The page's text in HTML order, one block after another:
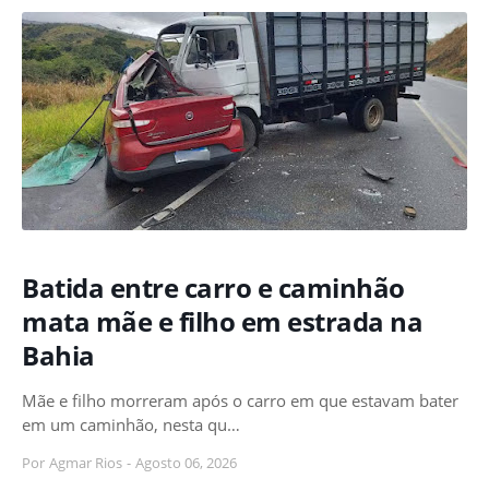
Batida entre carro e caminhão
mata mãe e filho em estrada na
Bahia
Mãe e filho morreram após o carro em que estavam bater
em um caminhão, nesta qu…
Por Agmar Rios - Agosto 06, 2026